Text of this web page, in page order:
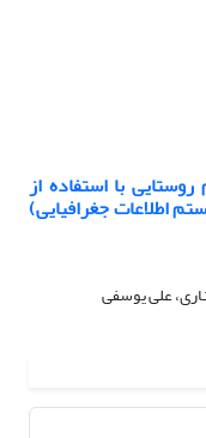
با استفاده از
اطلاعات جغرافیایی)
علی یوسفی